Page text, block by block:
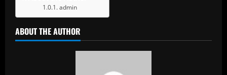
admin
ABOUT THE AUTHOR